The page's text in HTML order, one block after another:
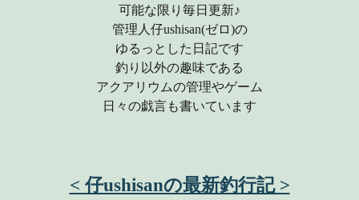
可能な限り 毎日更新♪
管理人仔ushisan(ゼロ)の
ゆるっとした日記です
釣り以外の趣味である
アクアリウムの管理やゲーム
日々の戯言も書いています
< 仔ushisanの最新釣行記 >